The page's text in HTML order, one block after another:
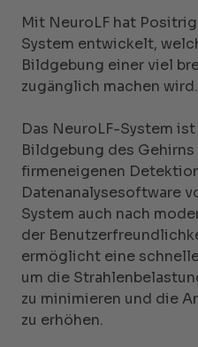
Mit NeuroLF hat
System entwickelt,
Bildgebung einer viel
zugänglich machen wird.
Das NeuroLF-System
Bildgebung des
firmeneigenen
Datenanalysesoftware
System auch nach
der
ermöglicht eine
um die
zu minimieren und die
zu erhöhen.